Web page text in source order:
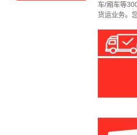
车/厢车等
货运业务。